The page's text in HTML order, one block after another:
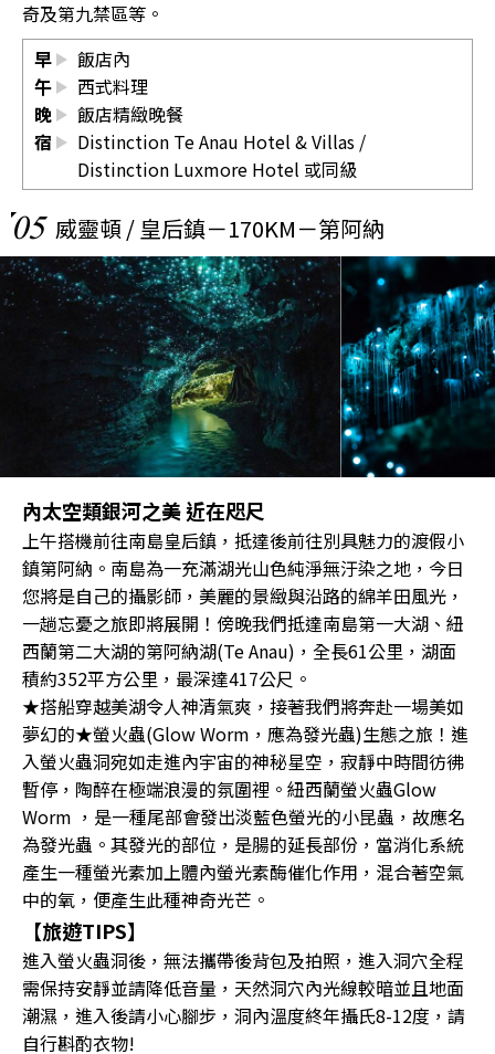
奇及第九禁區等。
早
飯店內
午
西式料理
晚
飯店精緻晚餐
宿
Distinction Te Anau Hotel & Villas /
Distinction Luxmore Hotel 或同級
05 威靈頓 / 皇后鎮－170KM－第阿納
內太空類銀河之美 近在咫尺
上午搭機前往南島皇后鎮，抵達後前往別具魅力的渡假小
鎮第阿納。南島為一充滿湖光山色純淨無汙染之地，今日
您將是自己的攝影師，美麗的景緻與沿路的綿羊田風光，
一趟忘憂之旅即將展開！傍晚我們抵達南島第一大湖、紐
西蘭第二大湖的第阿納湖(Te Anau)，全長61公里，湖面
積約352平方公里，最深達417公尺。
★搭船穿越美湖令人神清氣爽，接著我們將奔赴一場美如
夢幻的★螢火蟲(Glow Worm，應為發光蟲)生態之旅！進
入螢火蟲洞宛如走進內宇宙的神秘星空，寂靜中時間彷彿
暫停，陶醉在極端浪漫的氛圍裡。紐西蘭螢火蟲Glow
Worm ，是一種尾部會發出淡藍色螢光的小昆蟲，故應名
為發光蟲。其發光的部位，是腸的延長部份，當消化系統
產生一種螢光素加上體內螢光素酶催化作用，混合著空氣
中的氧，便產生此種神奇光芒。
【旅遊TIPS】
進入螢火蟲洞後，無法攜帶後背包及拍照，進入洞穴全程
需保持安靜並請降低音量，天然洞穴內光線較暗並且地面
潮濕，進入後請小心腳步，洞內溫度終年攝氏8-12度，請
自行斟酌衣物!